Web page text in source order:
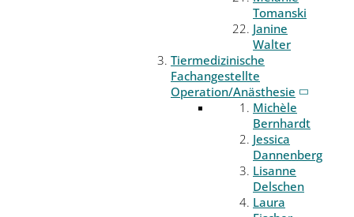
Tomanski
Janine
Walter
Tiermedizinische
Fachangestellte
Operation/Anästhesie
Michèle
Bernhardt
Jessica
Dannenberg
Lisanne
Delschen
Laura